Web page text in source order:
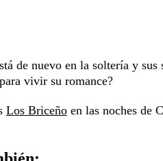
de nuevo en la soltería y
vivir su romance?
Los Briceño en las noches de